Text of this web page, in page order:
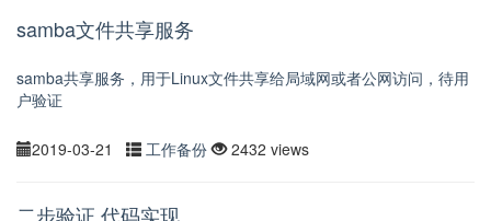
samba文件共享服务
samba共享服务，用于Linux文件共享给局域网或者公网访问，待用
户验证
2019-03-21 工作备份 2432 views
二步验证 代码实现